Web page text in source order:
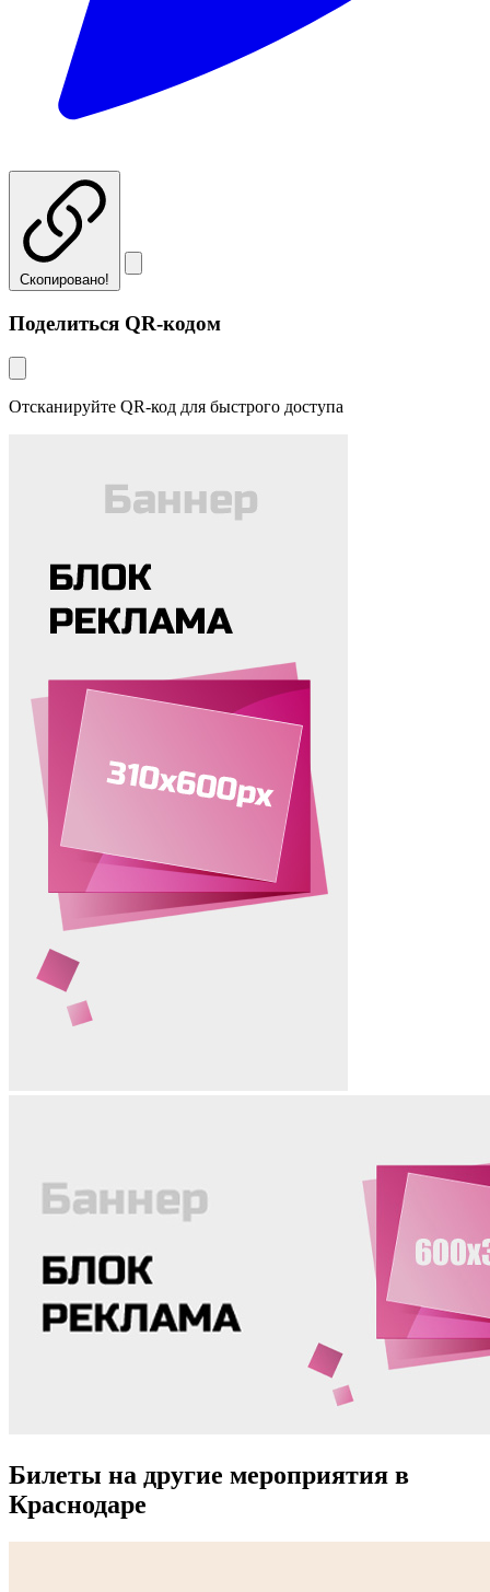
Скопировано!
Поделиться QR-кодом
Отсканируйте QR-код для быстрого доступа
Билеты на другие мероприятия в
Краснодаре